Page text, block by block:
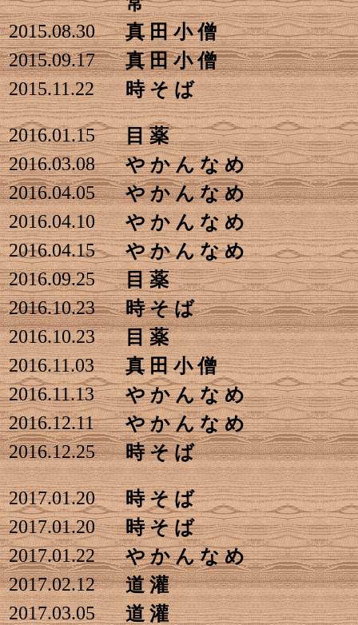
2015.08.30
真 田 小 僧
2015.09.17
真 田 小 僧
2015.11.22
時 そ ば
2016.01.15
目 薬
2016.03.08
や か ん な め
2016.04.05
や か ん な め
2016.04.10
や か ん な め
2016.04.15
や か ん な め
2016.09.25
目 薬
2016.10.23
時 そ ば
2016.10.23
目 薬
2016.11.03
真 田 小 僧
2016.11.13
や か ん な め
2016.12.11
や か ん な め
2016.12.25
時 そ ば
2017.01.20
時 そ ば
2017.01.20
時 そ ば
2017.01.22
や か ん な め
2017.02.12
道 灌
2017.03.05
道 灌